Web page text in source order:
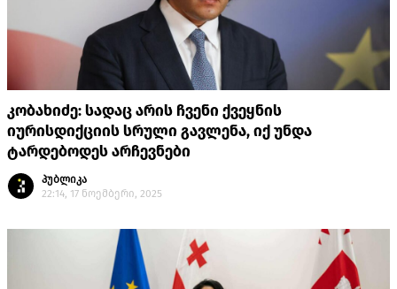
კობახიძე: სადაც არის ჩვენი ქვეყნის
იურისდიქციის სრული გავლენა, იქ უნდა
ტარდებოდეს არჩევნები
პუბლიკა
22:14, 17 ნოემბერი, 2025